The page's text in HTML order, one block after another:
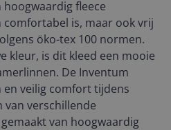
hoogwaardig fleece
is, maar ook vrij
öko-tex 100 normen.
kleur, is dit kleed een mooie
De Inventum
en veilig comfort tijdens
van verschillende
van hoogwaardig